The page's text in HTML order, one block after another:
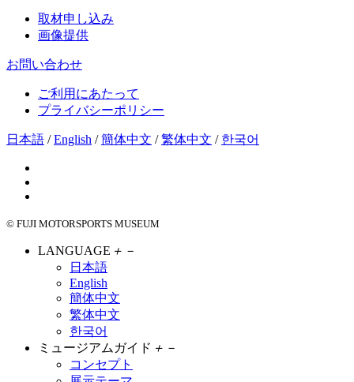
取材申し込み
画像提供
お問い合わせ
ご利用にあたって
プライバシーポリシー
日本語 /English /簡体中文 /繁体中文 / 한국어
© FUJI MOTORSPORTS MUSEUM
LANGUAGE ＋ －
日本語
English
簡体中文
繁体中文
한국어
ミュージアムガイド ＋ －
コンセプト